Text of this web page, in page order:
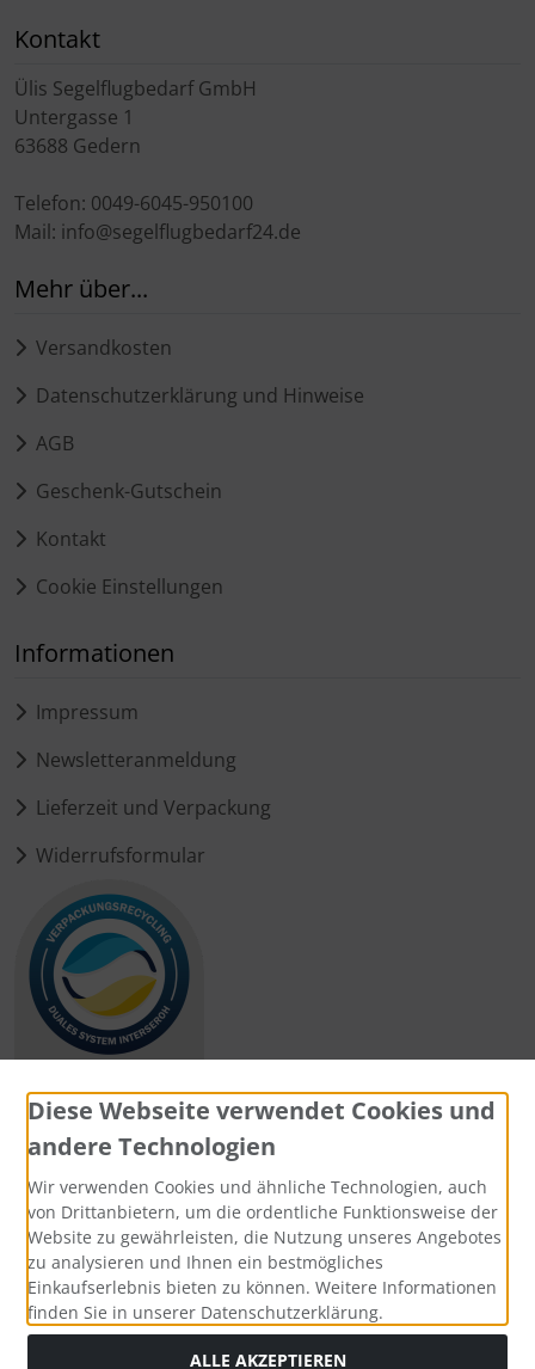
Kontakt
Ülis Segelflugbedarf GmbH
Untergasse 1
63688 Gedern
Telefon: 0049-6045-950100
Mail: info@segelflugbedarf24.de
Mehr über...
Versandkosten
Datenschutzerklärung und Hinweise
AGB
Geschenk-Gutschein
Kontakt
Cookie Einstellungen
Informationen
Impressum
Newsletteranmeldung
Lieferzeit und Verpackung
Widerrufsformular
Zahlungsmethoden
Social Media
Diese Webseite verwendet Cookies und
andere Technologien
Wir verwenden Cookies und ähnliche Technologien, auch
von Drittanbietern, um die ordentliche Funktionsweise der
Website zu gewährleisten, die Nutzung unseres Angebotes
zu analysieren und Ihnen ein bestmögliches
Einkaufserlebnis bieten zu können. Weitere Informationen
finden Sie in unserer Datenschutzerklärung.
ALLE AKZEPTIEREN